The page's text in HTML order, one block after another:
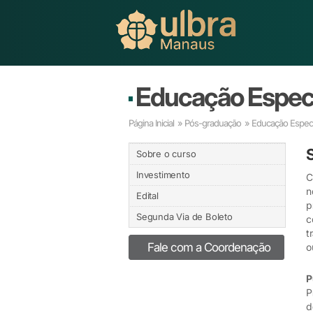
Educação
Página Inicial » Pós-graduação » Educação
Sobre o curso
Investimento
Edital
Segunda Via de Boleto
Fale com a Coordenação